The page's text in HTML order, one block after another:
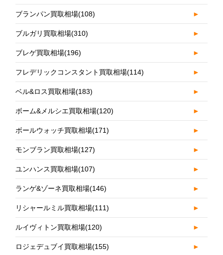
ブランパン買取相場(108) ►
ブルガリ買取相場(310) ►
ブレゲ買取相場(196) ►
フレデリックコンスタント買取相場(114) ►
ベル&ロス買取相場(183) ►
ボーム&メルシエ買取相場(120) ►
ボールウォッチ買取相場(171) ►
モンブラン買取相場(127) ►
ユンハンス買取相場(107) ►
ランゲ&ゾーネ買取相場(146) ►
リシャールミル買取相場(111) ►
ルイヴィトン買取相場(120) ►
ロジェデュブイ買取相場(155) ►